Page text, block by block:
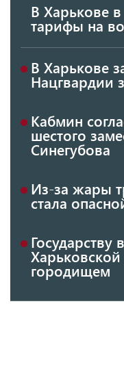
В Харькове
тарифы на
В Харькове
Нацгвардии
Кабмин
шестого
Синегубова
Из-за жары
стала
городищем